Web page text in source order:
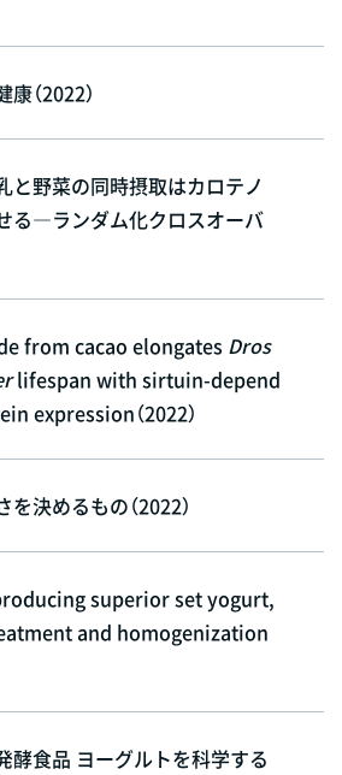
（2022）
と野菜の同時摂取はカロテノ
る―ランダム化クロスオーバ
from cacao elongates Dros
lifespan with sirtuin-depend
expression（2022）
決めるもの（2022）
superior set yogurt,
and homogenization
酵食品 ヨーグルトを科学する